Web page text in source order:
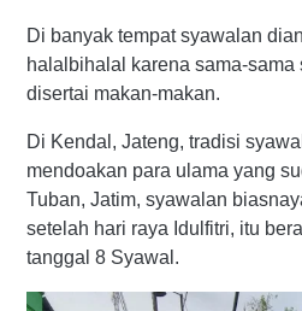
Di banyak tempat syawalan
halalbihalal karena sama-sama
disertai makan-makan.
Di Kendal, Jateng, tradisi
mendoakan para ulama yang
Tuban, Jatim, syawalan
setelah hari raya Idulfitri, itu
tanggal 8 Syawal.